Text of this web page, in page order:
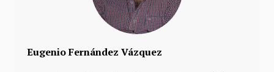
Eugenio Fernández Vázquez